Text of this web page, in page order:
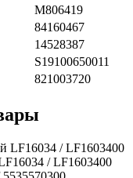
M806419
84160467
14528387
S19100650011
821003720
/ LF1603400